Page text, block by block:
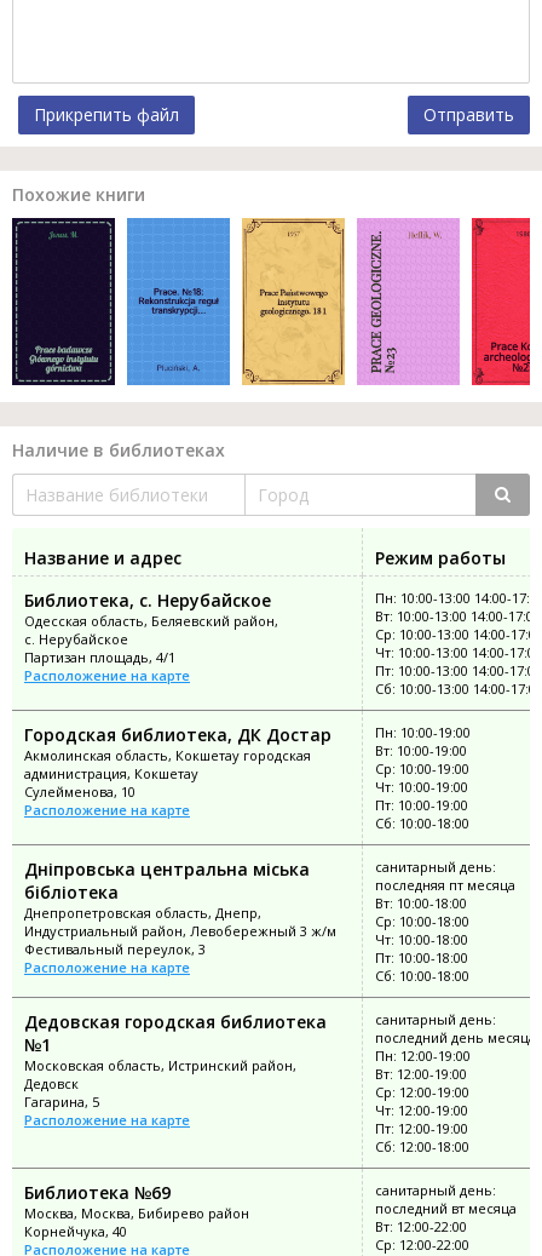
Прикрепить файл Отправить
Похожие книги
Наличие в библиотеках
Название и адрес
Режим работы
Библиотека, с. Нерубайское
Одесская область, Беляевский район,
с. Нерубайское
Партизан площадь, 4/1
Расположение на карте
Пн: 10:00-13:00 14:00-
Вт: 10:00-13:00 14:00-17:00
Ср: 10:00-13:00 14:00-17:00
Чт: 10:00-13:00 14:00-17:00
Пт: 10:00-13:00 14:00-17:00
Сб: 10:00-13:00 14:00-17:00
Городская библиотека, ДК Достар
Акмолинская область, Кокшетау городская
администрация, Кокшетау
Сулейменова, 10
Расположение на карте
Пн: 10:00-19:00
Вт: 10:00-19:00
Ср: 10:00-19:00
Чт: 10:00-19:00
Пт: 10:00-19:00
Сб: 10:00-18:00
Дніпровська центральна міська
бібліотека
Днепропетровская область, Днепр,
Индустриальный район, Левобережный 3 ж/м
Фестивальный переулок, 3
Расположение на карте
санитарный день:
последняя пт месяца
Вт: 10:00-18:00
Ср: 10:00-18:00
Чт: 10:00-18:00
Пт: 10:00-18:00
Сб: 10:00-18:00
Дедовская городская библиотека
№1
Московская область, Истринский район,
Дедовск
Гагарина, 5
Расположение на карте
санитарный день:
последний день месяца
Пн: 12:00-19:00
Вт: 12:00-19:00
Ср: 12:00-19:00
Чт: 12:00-19:00
Пт: 12:00-19:00
Сб: 12:00-18:00
Библиотека №69
Москва, Москва, Бибирево район
Корнейчука, 40
Расположение на карте
санитарный день:
последний вт месяца
Вт: 12:00-22:00
Ср: 12:00-22:00